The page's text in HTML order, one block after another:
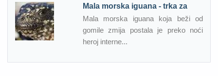
Mala morska iguana - trka za
Mala morska iguana koja beži od
gomile zmija postala je preko noći
heroj interne...